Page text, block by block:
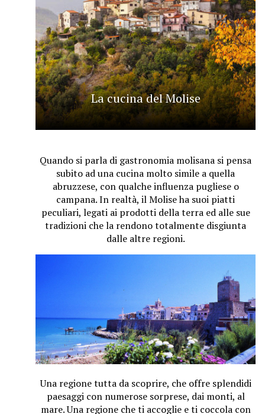
La cucina del Molise
Quando si parla di gastronomia molisana si pensa
subito ad una cucina molto simile a quella
abruzzese, con qualche influenza pugliese o
campana. In realtà, il Molise ha suoi piatti
peculiari, legati ai prodotti della terra ed alle sue
tradizioni che la rendono totalmente disgiunta
dalle altre regioni.
Una regione tutta da scoprire, che offre splendidi
paesaggi con numerose sorprese, dai monti, al
mare. Una regione che ti accoglie e ti coccola con